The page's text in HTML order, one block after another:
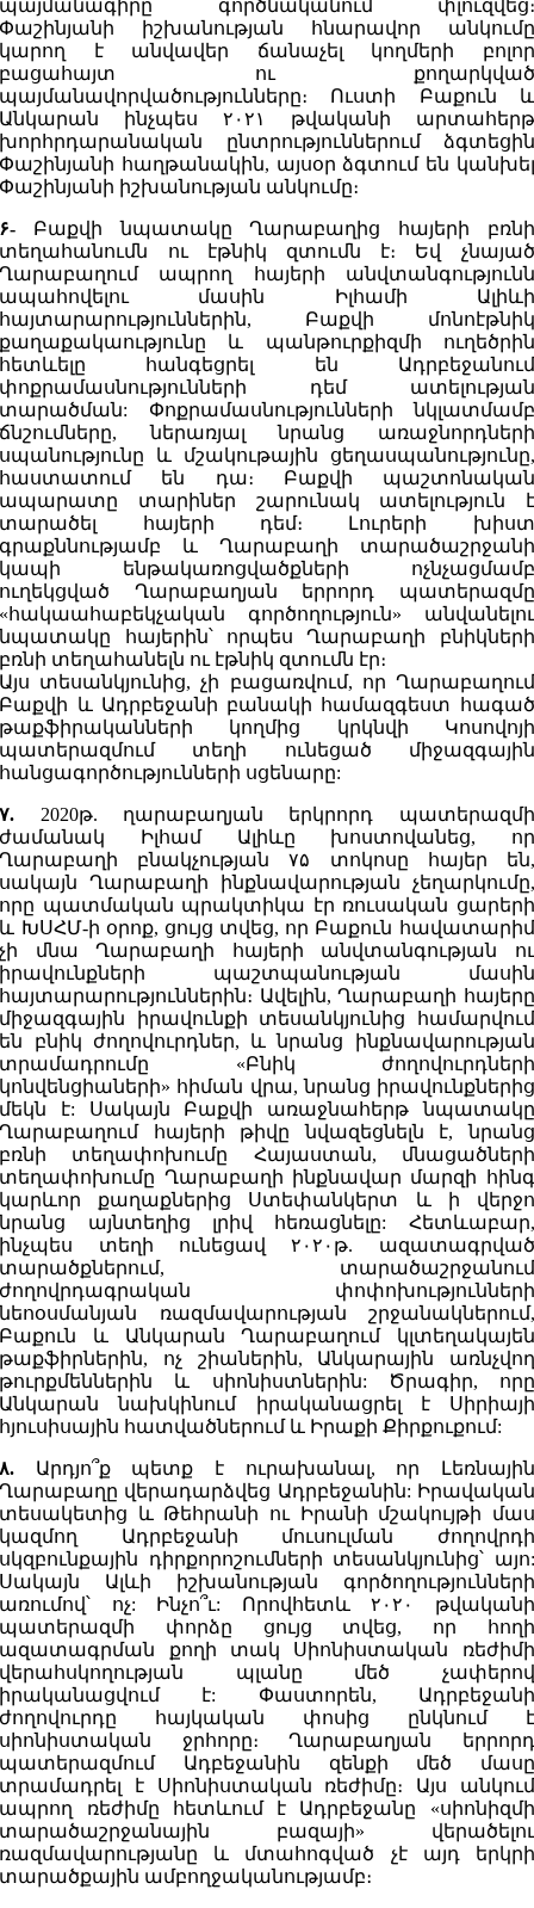
պայմանագիրը գործնականում փլուզվեց։
Փաշինյանի իշխանության հնարավոր անկումը
կարող է անվավեր ճանաչել կողմերի բոլոր
բացահայտ ու քողարկված
պայմանավորվածությունները։ Ուստի Բաքուն և
Անկարան ինչպես ۲۰۲۱ թվականի արտահերթ
խորհրդարանական ընտրություններում ձգտեցին
Փաշինյանի հաղթանակին, այսօր ձգտում են կանխել
Փաշինյանի իշխանության անկումը։
۶- Բաքվի նպատակը Ղարաբաղից հայերի բռնի
տեղահանումն ու էթնիկ զտումն է։ Եվ չնայած
Ղարաբաղում ապրող հայերի անվտանգությունն
ապահովելու մասին Իլհամի Ալիևի
հայտարարություններին, Բաքվի մոնոէթնիկ
քաղաքակաությունը և պանթուրքիզմի ուղեծրին
հետևելը հանգեցրել են Ադրբեջանում
փոքրամասնությունների դեմ ատելության
տարածման: Փոքրամասնությունների նկլատմամբ
ճնշումները, ներառյալ նրանց առաջնորդների
սպանությունը և մշակութային ցեղասպանությունը,
հաստատում են դա։ Բաքվի պաշտոնական
ապարատը տարիներ շարունակ ատելություն է
տարածել հայերի դեմ։ Լուրերի խիստ
գրաքննությամբ և Ղարաբաղի տարածաշրջանի
կապի ենթակառոցվածքների ոչնչացմամբ
ուղեկցված Ղարաբաղյան երրորդ պատերազմը
«հակաահաբեկչական գործողություն» անվանելու
նպատակը հայերին՝ որպես Ղարաբաղի բնիկների
բռնի տեղահանելն ու էթնիկ զտումն էր։
Այս տեսանկյունից, չի բացառվում, որ Ղարաբաղում
Բաքվի և Ադրբեջանի բանակի համազգեստ հագած
թաքֆիրականների կողմից կրկնվի Կոսովոյի
պատերազմում տեղի ունեցած միջազգային
հանցագործությունների սցենարը:
۷. 2020թ. ղարաբաղյան երկրորդ պատերազմի
ժամանակ Իլհամ Ալիևը խոստովանեց, որ
Ղարաբաղի բնակչության ۷۵ տոկոսը հայեր են,
սակայն Ղարաբաղի ինքնավարության չեղարկումը,
որը պատմական պրակտիկա էր ռուսական ցարերի
և ԽՍՀՄ-ի օրոք, ցույց տվեց, որ Բաքուն հավատարիմ
չի մնա Ղարաբաղի հայերի անվտանգության ու
իրավունքների պաշտպանության մասին
հայտարարություններին։ Ավելին, Ղարաբաղի հայերը
միջազգային իրավունքի տեսանկյունից համարվում
են բնիկ ժողովուրդներ, և նրանց ինքնավարության
տրամադրումը «Բնիկ ժողովուրդների
կոնվենցիաների» հիման վրա, նրանց իրավունքներից
մեկն է: Սակայն Բաքվի առաջնահերթ նպատակը
Ղարաբաղում հայերի թիվը նվազեցնելն է, նրանց
բռնի տեղափոխումը Հայաստան, մնացածների
տեղափոխումը Ղարաբաղի ինքնավար մարզի հինգ
կարևոր քաղաքներից Ստեփանկերտ և ի վերջո
նրանց այնտեղից լրիվ հեռացնելը: Հետևաբար,
ինչպես տեղի ունեցավ ۲۰۲۰թ. ազատագրված
տարածքներում, տարածաշրջանում
ժողովրդագրական փոփոխությունների
նեոօսմանյան ռազմավարության շրջանակներում,
Բաքուն և Անկարան Ղարաբաղում կլտեղակայեն
թաքֆիրներին, ոչ շիաներին, Անկարային առնչվող
թուրքմեններին և սիոնիստներին: Ծրագիր, որը
Անկարան նախկինում իրականացրել է Սիրիայի
հյուսիսային հատվածներում և Իրաքի Քիրքուքում:
۸. Արդյո՞ք պետք է ուրախանալ, որ Լեռնային
Ղարաբաղը վերադարձվեց Ադրբեջանին: Իրավական
տեսակետից և Թեհրանի ու Իրանի մշակույթի մաս
կազմող Ադրբեջանի մուսուլման ժողովրդի
սկզբունքային դիրքորոշումների տեսանկյունից՝ այո:
Սակայն Ալևի իշխանության գործողությունների
առումով՝ ոչ: Ինչո՞ւ: Որովհետև ۲۰۲۰ թվականի
պատերազմի փորձը ցույց տվեց, որ հողի
ազատագրման քողի տակ Սիոնիստական ռեժիմի
վերահսկողության պլանը մեծ չափերով
իրականացվում է: Փաստորեն, Ադրբեջանի
ժողովուրդը հայկական փոսից ընկնում է
սիոնիստական ջրհորը։ Ղարաբաղյան երրորդ
պատերազմում Ադբեջանին զենքի մեծ մասը
տրամադրել է Սիոնիստական ռեժիմը։ Այս անկում
ապրող ռեժիմը հետևում է Ադրբեջանը «սիոնիզմի
տարածաշրջանային բազայի» վերածելու
ռազմավարությանը և մտահոգված չէ այդ երկրի
տարածքային ամբողջականությամբ։